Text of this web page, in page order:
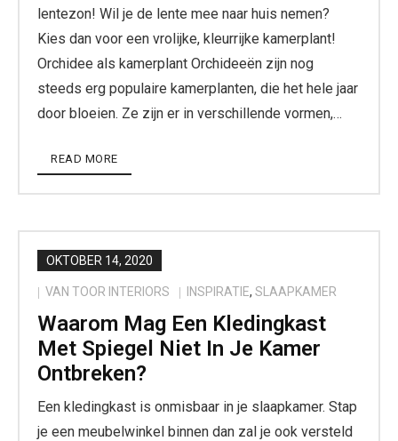
lentezon! Wil je de lente mee naar huis nemen?
Kies dan voor een vrolijke, kleurrijke kamerplant!
Orchidee als kamerplant Orchideeën zijn nog
steeds erg populaire kamerplanten, die het hele jaar
door bloeien. Ze zijn er in verschillende vormen,…
READ MORE
OKTOBER 14, 2020
VAN TOOR INTERIORS INSPIRATIE, SLAAPKAMER
Waarom Mag Een Kledingkast
Met Spiegel Niet In Je Kamer
Ontbreken?
Een kledingkast is onmisbaar in je slaapkamer. Stap
je een meubelwinkel binnen dan zal je ook versteld